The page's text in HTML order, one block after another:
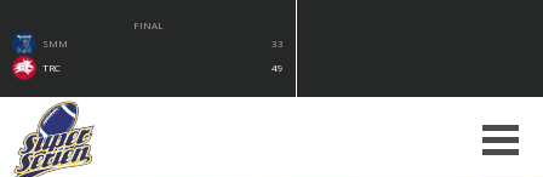
FINAL
SMM
33
TRC
49